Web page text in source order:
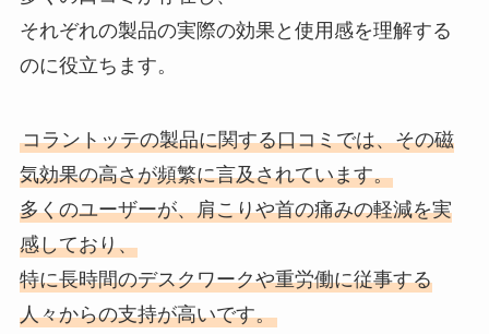
それぞれの製品の実際の効果と使用感を理解する
のに役立ちます。
コラントッテの製品に関する口コミでは、その磁
気効果の高さが頻繁に言及されています。
多くのユーザーが、肩こりや首の痛みの軽減を実
感しており、
特に長時間のデスクワークや重労働に従事する
人々からの支持が高いです。